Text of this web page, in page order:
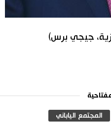
جيجي برس)
المجتمع الياباني